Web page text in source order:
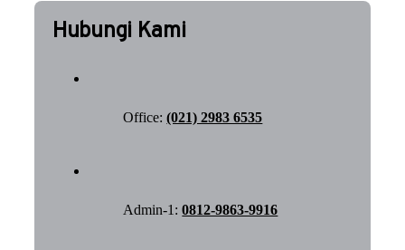
Hubungi Kami
Office:(021) 2983 6535
Admin-1:0812-9863-9916